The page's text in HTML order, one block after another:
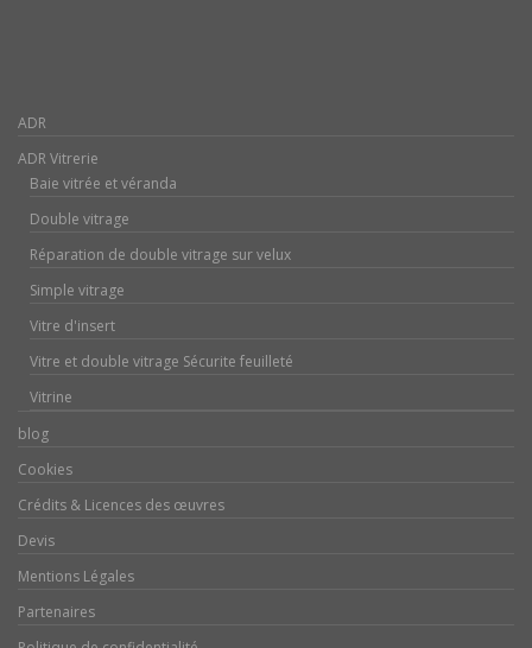
ADR
ADR Vitrerie
Baie vitrée et véranda
Double vitrage
Réparation de double vitrage sur velux
Simple vitrage
Vitre d'insert
Vitre et double vitrage Sécurite feuilleté
Vitrine
blog
Cookies
Crédits & Licences des œuvres
Devis
Mentions Légales
Partenaires